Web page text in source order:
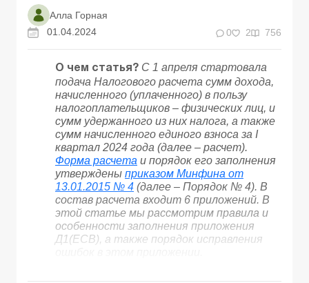
Алла Горная
01.04.2024
0 2 756
О чем статья? С 1 апреля стартовала
подача Налогового расчета сумм дохода,
начисленного (уплаченного) в пользу
налогоплательщиков – физических лиц, и
сумм удержанного из них налога, а также
сумм начисленного единого взноса за I
квартал 2024 года (далее – расчет).
Форма расчета и порядок его заполнения
утверждены приказом Минфина от
13.01.2015 № 4 (далее – Порядок № 4). В
состав расчета входит 6 приложений. В
этой статье мы рассмотрим правила и
особенности заполнения приложения
Д1(ЕСВ), а также порядок исправления